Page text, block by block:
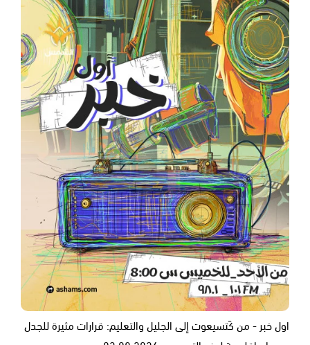
اول خبر - من كَتسيعوت إلى الجليل والتعليم: قرارات مثيرة للجدل